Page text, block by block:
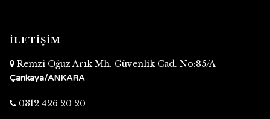
İLETİŞİM
Remzi Oğuz Arık Mh. Güvenlik Cad. No:85/A
Çankaya/ANKARA
0312 426 20 20